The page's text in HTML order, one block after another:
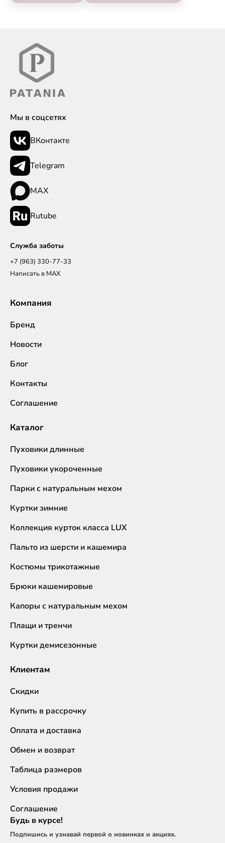
Мы в соцсетях
ВКонтакте
Telegram
MAX
Rutube
Служба заботы
+7 (963) 330-77-33
Написать в MAX
Компания
Бренд
Новости
Блог
Контакты
Соглашение
Каталог
Пуховики длинные
Пуховики укороченные
Парки с натуральным мехом
Куртки зимние
Коллекция курток класса LUX
Пальто из шерсти и кашемира
Костюмы трикотажные
Брюки кашемировые
Капоры с натуральным мехом
Плащи и тренчи
Куртки демисезонные
Клиентам
Скидки
Купить в рассрочку
Оплата и доставка
Обмен и возврат
Таблица размеров
Условия продажи
Соглашение
Будь в курсе!
Подпишись и узнавай первой о новинках и акциях.